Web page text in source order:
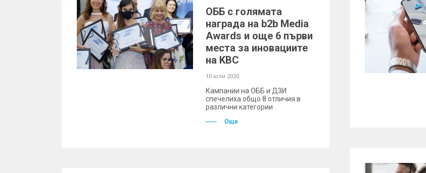
ОББ с голямата
награда на b2b Media
Awards и още 6 първи
места за иновациите
на KBC
10 юли 2020
Кампании на ОББ и ДЗИ
спечелиха общо 8 отличия в
различни категории
Още